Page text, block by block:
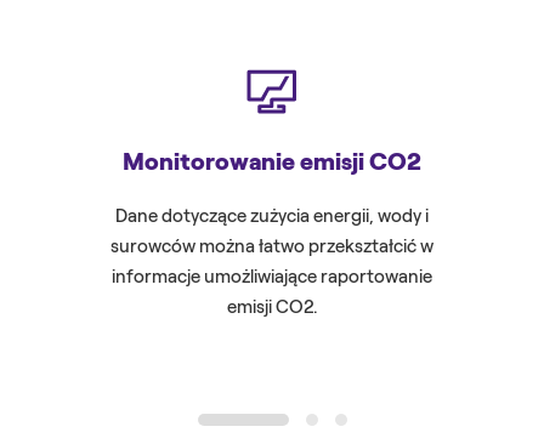
Monitorowanie emisji CO2
Dane dotyczące zużycia energii, wody i
surowców można łatwo przekształcić w
informacje umożliwiające raportowanie
emisji CO2.
1 2 3